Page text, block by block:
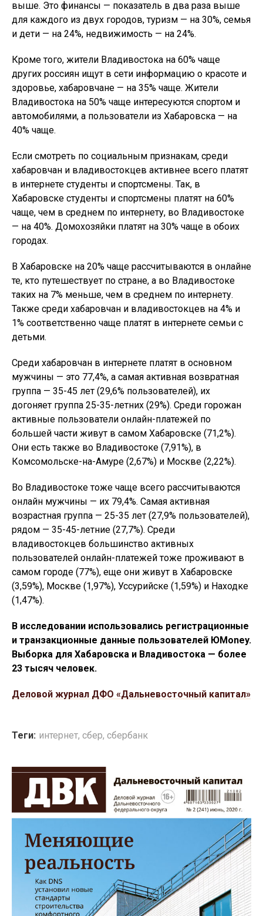
выше. Это финансы — показатель в два раза выше
для каждого из двух городов, туризм — на 30%, семья
и дети — на 24%, недвижимость — на 24%.
Кроме того, жители Владивостока на 60% чаще
других россиян ищут в сети информацию о красоте и
здоровье, хабаровчане — на 35% чаще. Жители
Владивостока на 50% чаще интересуются спортом и
автомобилями, а пользователи из Хабаровска — на
40% чаще.
Если смотреть по социальным признакам, среди
хабаровчан и владивостокцев активнее всего платят
в интернете студенты и спортсмены. Так, в
Хабаровске студенты и спортсмены платят на 60%
чаще, чем в среднем по интернету, во Владивостоке
— на 40%. Домохозяйки платят на 30% чаще в обоих
городах.
В Хабаровске на 20% чаще рассчитываются в онлайне
те, кто путешествует по стране, а во Владивостоке
таких на 7% меньше, чем в среднем по интернету.
Также среди хабаровчан и владивостокцев на 4% и
1% соответственно чаще платят в интернете семьи с
детьми.
Среди хабаровчан в интернете платят в основном
мужчины — это 77,4%, а самая активная возвратная
группа — 35-45 лет (29,6% пользователей), их
догоняет группа 25-35-летних (29%). Среди горожан
активные пользователи онлайн-платежей по
большей части живут в самом Хабаровске (71,2%).
Они есть также во Владивостоке (7,91%), в
Комсомольске-на-Амуре (2,67%) и Москве (2,22%).
Во Владивостоке тоже чаще всего рассчитываются
онлайн мужчины — их 79,4%. Самая активная
возрастная группа — 25-35 лет (27,9% пользователей),
рядом — 35-45-летние (27,7%). Среди
владивостокцев большинство активных
пользователей онлайн-платежей тоже проживают в
самом городе (77%), еще они живут в Хабаровске
(3,59%), Москве (1,97%), Уссурийске (1,59%) и Находке
(1,47%).
В исследовании использовались регистрационные
и транзакционные данные пользователей ЮMoney.
Выборка для Хабаровска и Владивостока — более
23 тысяч человек.
Деловой журнал ДФО «Дальневосточный капитал»
Теги: интернет, сбер, сбербанк